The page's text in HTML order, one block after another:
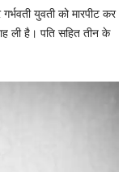
युवती को मारपीट कर
ली है। पति सहित तीन के